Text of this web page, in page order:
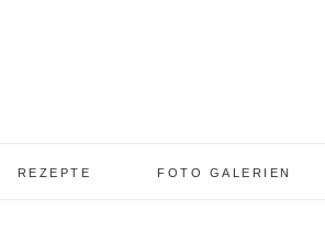
REZEPTE FOTO GALERIEN